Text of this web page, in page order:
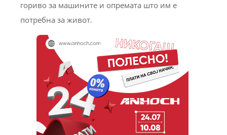
гориво за машините и опремата што им е
потребна за живот.